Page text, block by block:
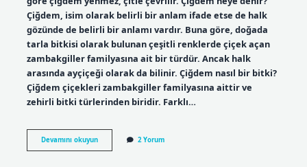
Çiğdem, isim olarak belirli bir anlam ifade etse de halk
gözünde de belirli bir anlamı vardır. Buna göre, doğada
tarla bitkisi olarak bulunan çeşitli renklerde çiçek açan
zambakgiller familyasına ait bir türdür. Ancak halk
arasında ayçiçeği olarak da bilinir. Çiğdem nasıl bir bitki?
Çiğdem çiçekleri zambakgiller familyasına aittir ve
zehirli bitki türlerinden biridir. Farklı…
Devamını okuyunÇiğdem
Yiyecek
2 Yorum